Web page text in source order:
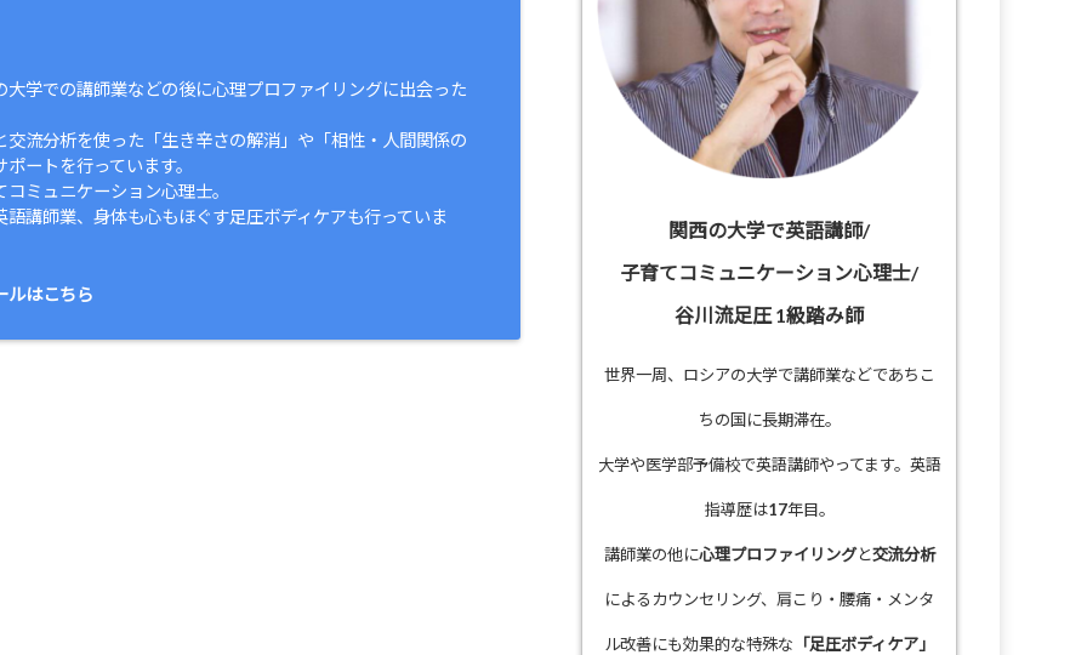
大学での講師業などの後に心理プロファイリングに出会った
交流分析を使った「生き辛さの解消」や「相性・人間関係の
ートを行っています。
ミュニケーション心理士。
語講師業、身体も心もほぐす足圧ボディケアも行っていま
ルはこちら
関西の大学で英語講師/
子育てコミュニケーション心理士/
谷川流足圧 1級踏み師
世界一周、ロシアの大学で講師業などであちこ
ちの国に長期滞在。
大学や医学部予備校で英語講師やってます。英語
指導歴は17年目。
講師業の他に心理プロファイリングと交流分析
によるカウンセリング、肩こり・腰痛・メンタ
ル改善にも効果的な特殊な 「足圧ボディケア」